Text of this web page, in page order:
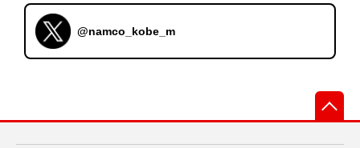
@namco_kobe_m